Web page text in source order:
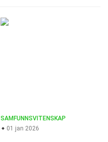
SAMFUNNSVITENSKAP
01 jan 2026